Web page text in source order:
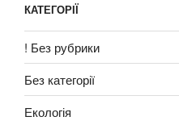
КАТЕГОРІЇ
! Без рубрики
Без категорії
Екологія